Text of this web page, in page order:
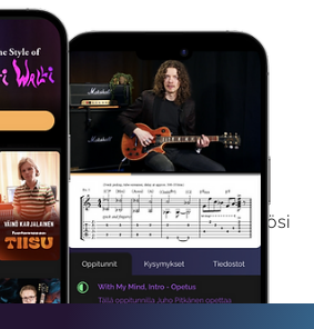
Ilmaiseksi
saat koko sisältömme käyttöösi
viikon ajaksi.